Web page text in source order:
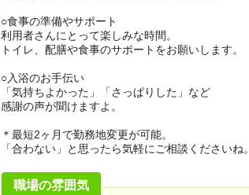
○食事の準備やサポート
利用者さんにとって楽しみな時間。
トイレ、配膳や食事のサポートをお願いします。
○入浴のお手伝い
「気持ちよかった」「さっぱりした」など
感謝の声が聞けますよ。
＊最短2ヶ月で勤務地変更が可能。
「合わない」と思ったら気軽にご相談くださいね。
職場の雰囲気